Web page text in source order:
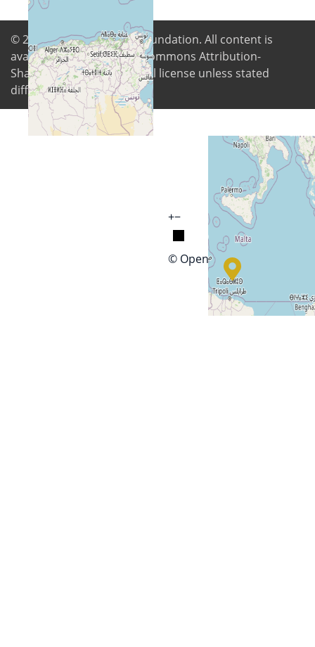
+−
© OpenStreetMap
© 2026Digital Freedom Foundation. All content is
available under Creative Commons Attribution-
ShareAlike 4.0 International license unless stated
differently